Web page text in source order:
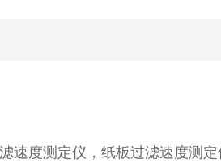
速度测定仪，纸板过滤速度测